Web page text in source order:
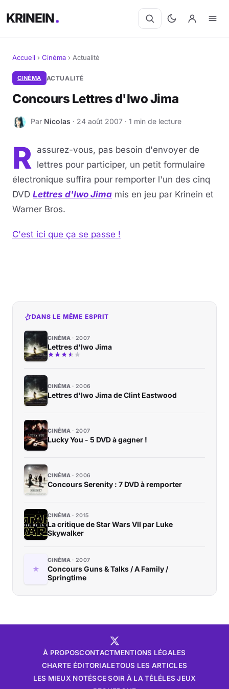
KRINEIN
Cinéma
Séries
Manga
BD
Livres
Jeux vidéo
Sciences & Tech
Accueil › Cinéma › Actualité
CINÉMA ACTUALITÉ
Concours Lettres d'Iwo Jima
N Par Nicolas · 24 août 2007 · 1 min de lecture
R assurez-vous, pas besoin d'envoyer de
lettres pour participer, un petit formulaire
électronique suffira pour remporter l'un des cinq
DVD Lettres d'Iwo Jima mis en jeu par Krinein et
Warner Bros.
C'est ici que ça se passe !
DANS LE MÊME ESPRIT
CINÉMA 2007
Lettres d'Iwo Jima
CINÉMA 2006
Lettres d'Iwo Jima de Clint Eastwood
CINÉMA 2007
Lucky You - 5 DVD à gagner !
CINÉMA 2006
Concours Serenity : 7 DVD à remporter
CINÉMA 2015
La critique de Star Wars VII par Luke
Skywalker
CINÉMA 2007
Concours Guns & Talks / A Family /
Springtime
À PROPOSCONTACTMENTIONS LÉGALES
CHARTE ÉDITORIALETOUS LES ARTICLES
LES MIEUX NOTÉSCE SOIR À LA TÉLÉLES JEUX